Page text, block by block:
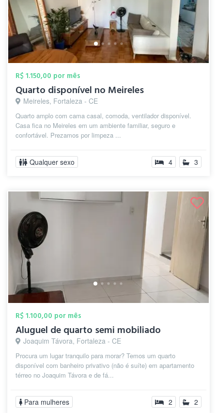
R$ 1.150,00 por mês
Quarto disponível no Meireles
Meireles, Fortaleza - CE
Quarto amplo com cama casal, comoda, ventilador disponível.
Casa fica no Meireles em um ambiente familiar, seguro e
confortável. Prezamos por limpeza ...
Qualquer sexo 4 3
R$ 1.100,00 por mês
Aluguel de quarto semi mobiliado
Joaquim Távora, Fortaleza - CE
Procura um lugar tranquilo para morar? Temos um quarto
disponível com banheiro privativo (não é suíte) em apartamento
térreo no Joaquim Távora e de fá...
Para mulheres 2 2